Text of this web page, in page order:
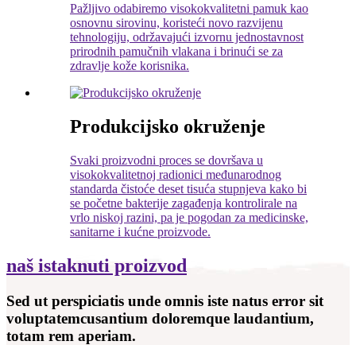
Pažljivo odabiremo visokokvalitetni pamuk kao
osnovnu sirovinu, koristeći novo razvijenu
tehnologiju, održavajući izvornu jednostavnost
prirodnih pamučnih vlakana i brinući se za
zdravlje kože korisnika.
Produkcijsko okruženje
Svaki proizvodni proces se dovršava u
visokokvalitetnoj radionici međunarodnog
standarda čistoće deset tisuća stupnjeva kako bi
se početne bakterije zagađenja kontrolirale na
vrlo niskoj razini, pa je pogodan za medicinske,
sanitarne i kućne proizvode.
naš istaknuti proizvod
Sed ut perspiciatis unde omnis iste natus error sit
voluptatemcusantium doloremque laudantium,
totam rem aperiam.